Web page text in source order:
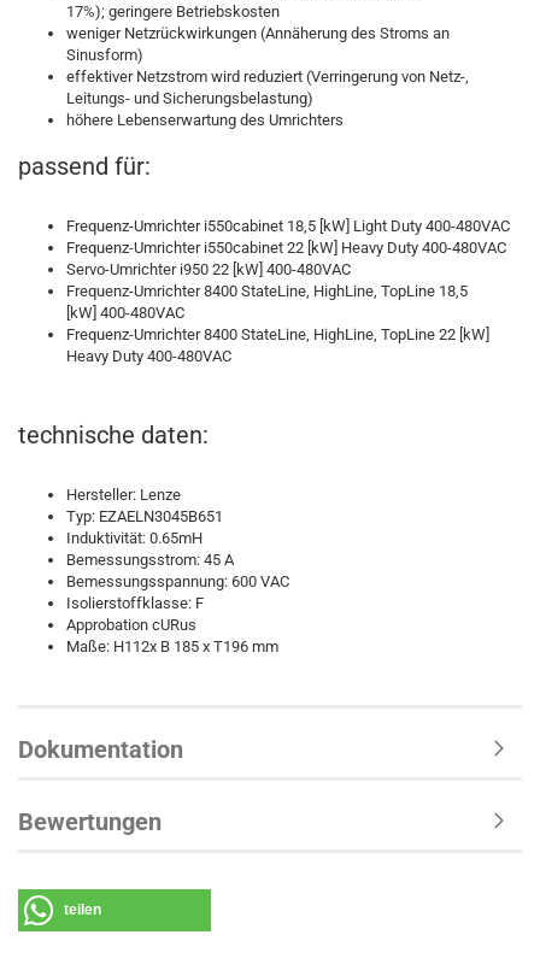
17%); geringere Betriebskosten
weniger Netzrückwirkungen (Annäherung des Stroms an
Sinusform)
effektiver Netzstrom wird reduziert (Verringerung von Netz-,
Leitungs- und Sicherungsbelastung)
höhere Lebenserwartung des Umrichters
passend für:
Frequenz-Umrichter i550cabinet 18,5 [kW] Light Duty 400-480VAC
Frequenz-Umrichter i550cabinet 22 [kW] Heavy Duty 400-480VAC
Servo-Umrichter i950 22 [kW] 400-480VAC
Frequenz-Umrichter 8400 StateLine, HighLine, TopLine 18,5
[kW] 400-480VAC
Frequenz-Umrichter 8400 StateLine, HighLine, TopLine 22 [kW]
Heavy Duty 400-480VAC
technische daten:
Hersteller: Lenze
Typ: EZAELN3045B651
Induktivität: 0.65mH
Bemessungsstrom: 45 A
Bemessungsspannung: 600 VAC
Isolierstoffklasse: F
Approbation cURus
Maße: H112x B 185 x T196 mm
Dokumentation
Bewertungen
teilen